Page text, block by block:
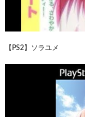
【PS2】ソラユメ